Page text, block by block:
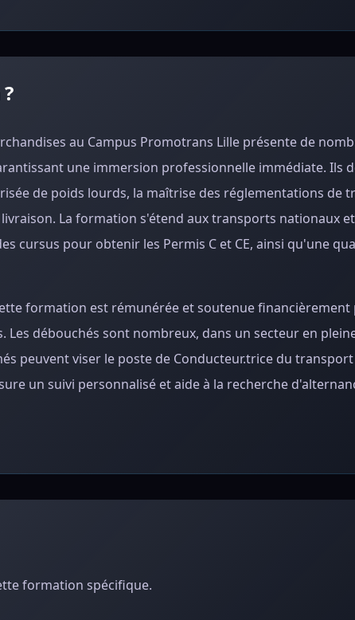
au Campus Promotrans Lille présente de
une immersion professionnelle immédiate. Ils
de poids lourds, la maîtrise des réglementations de
La formation s'étend aux transports nationaux
cursus pour obtenir les Permis C et CE, ainsi qu'une
formation est rémunérée et soutenue financièrement
Les débouchés sont nombreux, dans un secteur en
peuvent viser le poste de Conducteur.trice du
un suivi personnalisé et aide à la recherche
formation spécifique.